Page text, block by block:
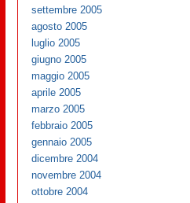
settembre 2005
agosto 2005
luglio 2005
giugno 2005
maggio 2005
aprile 2005
marzo 2005
febbraio 2005
gennaio 2005
dicembre 2004
novembre 2004
ottobre 2004